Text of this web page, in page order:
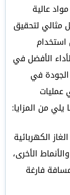
عالية
مثالي لتحقيق
استخدام
الأفضل في
في
عمليات
يلي من المزايا:
الكهربائية
الأخرى،
فارغة